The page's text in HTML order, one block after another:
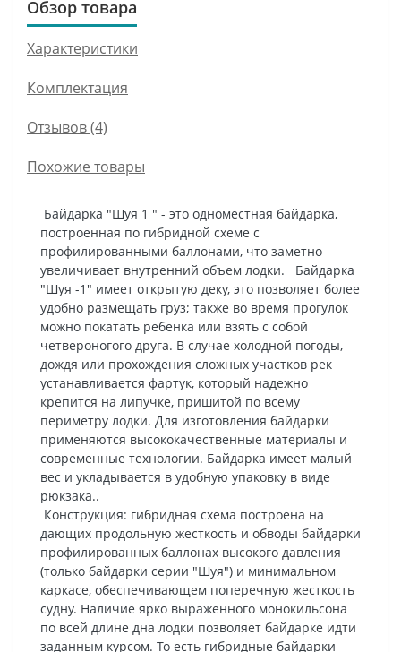
Обзор товара
Характеристики
Комплектация
Отзывов (4)
Похожие товары
Байдарка "Шуя 1 " - это одноместная байдарка,
построенная по гибридной схеме с
профилированными баллонами, что заметно
увеличивает внутренний объем лодки. Байдарка
"Шуя -1" имеет открытую деку, это позволяет более
удобно размещать груз; также во время прогулок
можно покатать ребенка или взять с собой
четвероногого друга. В случае холодной погоды,
дождя или прохождения сложных участков рек
устанавливается фартук, который надежно
крепится на липучке, пришитой по всему
периметру лодки. Для изготовления байдарки
применяются высококачественные материалы и
современные технологии. Байдарка имеет малый
вес и укладывается в удобную упаковку в виде
рюкзака..
Конструкция: гибридная схема построена на
дающих продольную жесткость и обводы байдарки
профилированных баллонах высокого давления
(только байдарки серии "Шуя") и минимальном
каркасе, обеспечивающем поперечную жесткость
судну. Наличие ярко выраженного монокильсона
по всей длине дна лодки позволяет байдарке идти
заданным курсом. То есть гибридные байдарки